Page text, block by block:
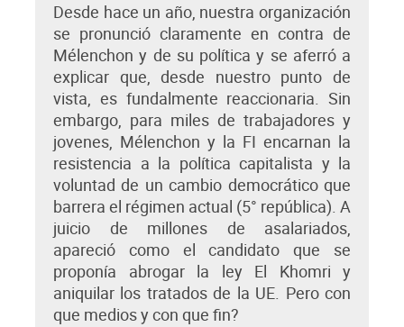
Desde hace un año, nuestra organización
se pronunció claramente en contra de
Mélenchon y de su política y se aferró a
explicar que, desde nuestro punto de
vista, es fundalmente reaccionaria. Sin
embargo, para miles de trabajadores y
jovenes, Mélenchon y la FI encarnan la
resistencia a la política capitalista y la
voluntad de un cambio democrático que
barrera el régimen actual (5° república). A
juicio de millones de asalariados,
apareció como el candidato que se
proponía abrogar la ley El Khomri y
aniquilar los tratados de la UE. Pero con
que medios y con que fin?